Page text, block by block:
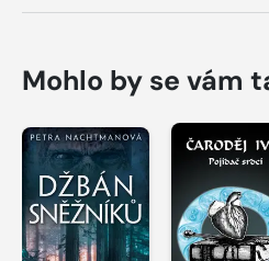
Mohlo by se vám